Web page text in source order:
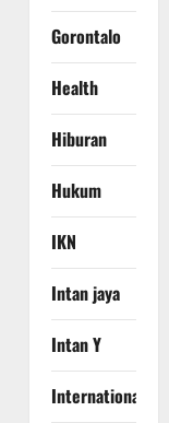
Gorontalo
Health
Hiburan
Hukum
IKN
Intan jaya
Intan Y
International